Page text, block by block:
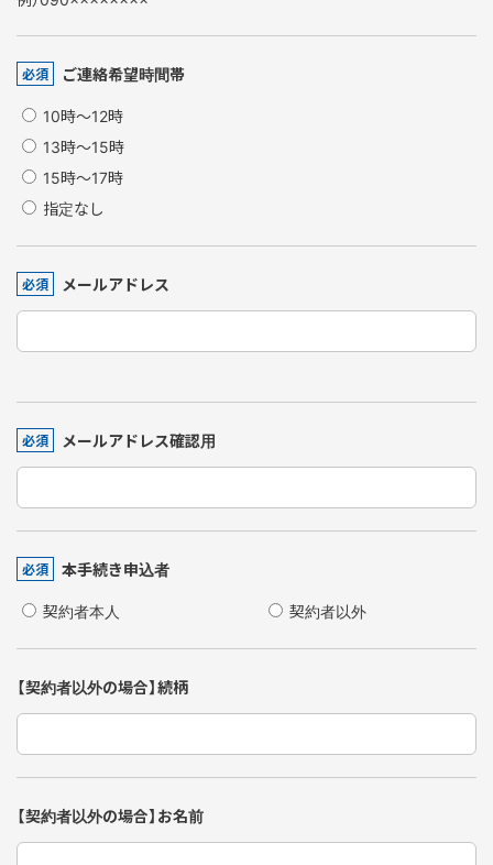
必須
ご連絡希望時間帯
10時～12時
13時～15時
15時～17時
指定なし
必須 メールアドレス
必須 メールアドレス確認用
必須
本手続き申込者
契約者本人
契約者以外
【契約者以外の場合】続柄
【契約者以外の場合】お名前